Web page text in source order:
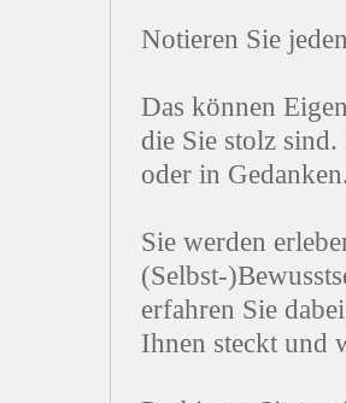
Notieren Sie
Das können
die Sie stolz
oder in
Sie werden
(Selbst-
erfahren Sie
Ihnen steckt und